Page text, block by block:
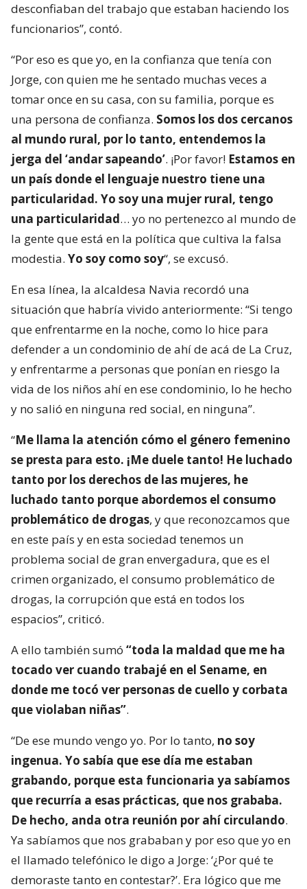
desconfiaban del trabajo que estaban haciendo los
funcionarios”, contó.
“Por eso es que yo, en la confianza que tenía con
Jorge, con quien me he sentado muchas veces a
tomar once en su casa, con su familia, porque es
una persona de confianza. Somos los dos cercanos
al mundo rural, por lo tanto, entendemos la
jerga del ‘andar sapeando’. ¡Por favor! Estamos en
un país donde el lenguaje nuestro tiene una
particularidad. Yo soy una mujer rural, tengo
una particularidad… yo no pertenezco al mundo de
la gente que está en la política que cultiva la falsa
modestia. Yo soy como soy“, se excusó.
En esa línea, la alcaldesa Navia recordó una
situación que habría vivido anteriormente: “Si tengo
que enfrentarme en la noche, como lo hice para
defender a un condominio de ahí de acá de La Cruz,
y enfrentarme a personas que ponían en riesgo la
vida de los niños ahí en ese condominio, lo he hecho
y no salió en ninguna red social, en ninguna”.
“Me llama la atención cómo el género femenino
se presta para esto. ¡Me duele tanto! He luchado
tanto por los derechos de las mujeres, he
luchado tanto porque abordemos el consumo
problemático de drogas, y que reconozcamos que
en este país y en esta sociedad tenemos un
problema social de gran envergadura, que es el
crimen organizado, el consumo problemático de
drogas, la corrupción que está en todos los
espacios”, criticó.
A ello también sumó “toda la maldad que me ha
tocado ver cuando trabajé en el Sename, en
donde me tocó ver personas de cuello y corbata
que violaban niñas”.
“De ese mundo vengo yo. Por lo tanto, no soy
ingenua. Yo sabía que ese día me estaban
grabando, porque esta funcionaria ya sabíamos
que recurría a esas prácticas, que nos grababa.
De hecho, anda otra reunión por ahí circulando.
Ya sabíamos que nos grababan y por eso que yo en
el llamado telefónico le digo a Jorge: ‘¿Por qué te
demoraste tanto en contestar?’. Era lógico que me